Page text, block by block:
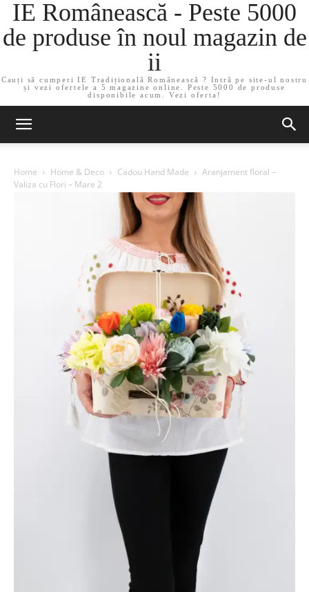
IE Românească - Peste 5000
de produse în noul magazin de
ii
Cauți să cumperi IE Tradițională Românească ? Intră pe site-ul nostru
și vezi ofertele a 5 magazine online. Peste 5000 de produse
disponibile acum. Vezi oferta!
Home Home & Deco Cadou Hand Made
Aranjament floral –
Valiza cu Flori – Mare 2